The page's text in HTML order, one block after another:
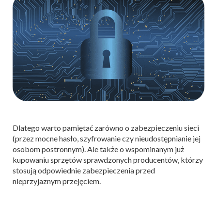
Dlatego warto pamiętać zarówno o zabezpieczeniu sieci
(przez mocne hasło, szyfrowanie czy nieudostępnianie jej
osobom postronnym). Ale także o wspominanym już
kupowaniu sprzętów sprawdzonych producentów, którzy
stosują odpowiednie zabezpieczenia przed
nieprzyjaznym przejęciem.